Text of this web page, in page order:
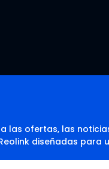
las ofertas, las
diseñadas para